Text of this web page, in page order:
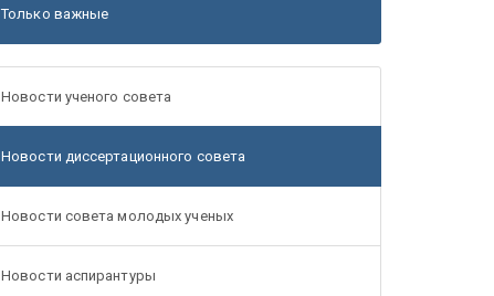
Только важные
Новости ученого совета
Новости диссертационного совета
Новости совета молодых ученых
Новости аспирантуры